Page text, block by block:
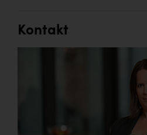
Kontakt